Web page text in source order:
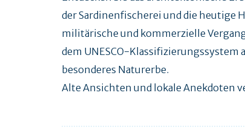
der Sardinenfischerei und die heutige
militärische und kommerzielle
dem UNESCO-Klassifizierungssystem
besonderes Naturerbe.
Alte Ansichten und lokale Anekdoten